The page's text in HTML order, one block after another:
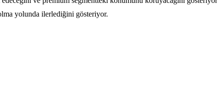
yolunda ilerlediğini gösteriyor.